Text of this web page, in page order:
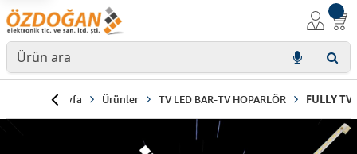
Anasayfa Ürünler TV LED BAR-TV HOPARLÖR FULLY TV